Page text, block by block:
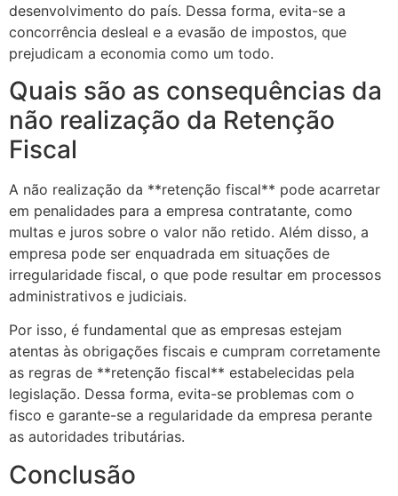
desenvolvimento do país. Dessa forma, evita-se a
concorrência desleal e a evasão de impostos, que
prejudicam a economia como um todo.
Quais são as consequências da
não realização da Retenção
Fiscal
A não realização da **retenção fiscal** pode acarretar
em penalidades para a empresa contratante, como
multas e juros sobre o valor não retido. Além disso, a
empresa pode ser enquadrada em situações de
irregularidade fiscal, o que pode resultar em processos
administrativos e judiciais.
Por isso, é fundamental que as empresas estejam
atentas às obrigações fiscais e cumpram corretamente
as regras de **retenção fiscal** estabelecidas pela
legislação. Dessa forma, evita-se problemas com o
fisco e garante-se a regularidade da empresa perante
as autoridades tributárias.
Conclusão